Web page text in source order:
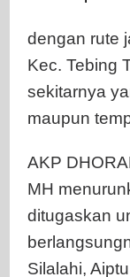
dengan rute
Kec. Tebing
sekitarnya
maupun
AKP
MH
ditugaskan
Silalahi,